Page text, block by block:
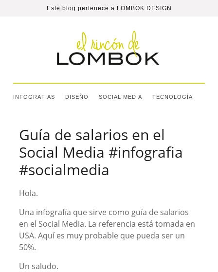
Este blog pertenece a LOMBOK DESIGN
INFOGRAFIAS DISEÑO SOCIAL MEDIA TECNOLOGÍA
Guía de salarios en el
Social Media #infografia
#socialmedia
Hola.
Una infografía que sirve como guía de salarios
en el Social Media. La referencia está tomada en
USA. Aquí es muy probable que pueda ser un
50%.
Un saludo.